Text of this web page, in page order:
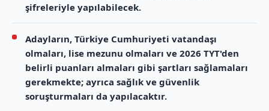
şifreleriyle yapılabilecek.
Adayların, Türkiye Cumhuriyeti vatandaşı
olmaları, lise mezunu olmaları ve 2026 TYT'den
belirli puanları almaları gibi şartları sağlamaları
gerekmekte; ayrıca sağlık ve güvenlik
soruşturmaları da yapılacaktır.